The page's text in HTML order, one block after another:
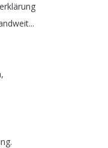
...
,
.